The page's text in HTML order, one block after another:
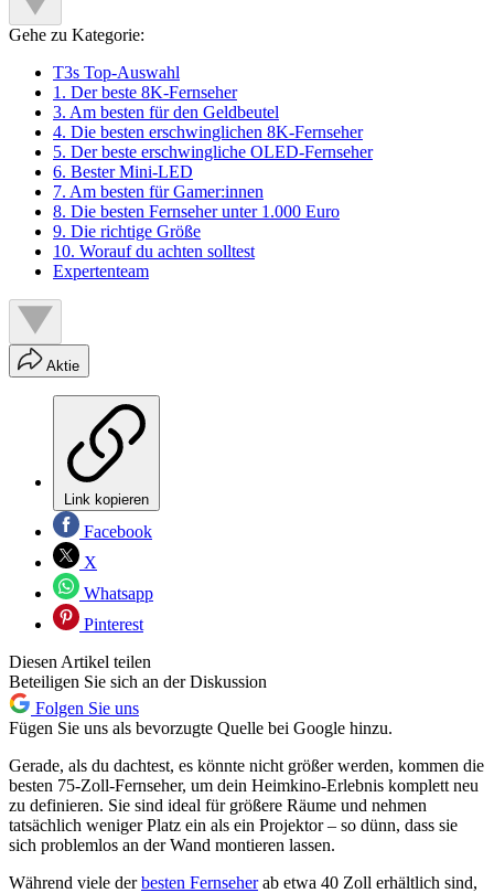
Gehe zu Kategorie:
T3s Top-Auswahl
1. Der beste 8K-Fernseher
3. Am besten für den Geldbeutel
4. Die besten erschwinglichen 8K-Fernseher
5. Der beste erschwingliche OLED-Fernseher
6. Bester Mini-LED
7. Am besten für Gamer:innen
8. Die besten Fernseher unter 1.000 Euro
9. Die richtige Größe
10. Worauf du achten solltest
Expertenteam
Aktie
Link kopieren
Facebook
X
Whatsapp
Pinterest
Diesen Artikel teilen
Beteiligen Sie sich an der Diskussion
Folgen Sie uns
Fügen Sie uns als bevorzugte Quelle bei Google hinzu.
Gerade, als du dachtest, es könnte nicht größer werden, kommen die
besten 75-Zoll-Fernseher, um dein Heimkino-Erlebnis komplett neu
zu definieren. Sie sind ideal für größere Räume und nehmen
tatsächlich weniger Platz ein als ein Projektor – so dünn, dass sie
sich problemlos an der Wand montieren lassen.
Während viele derbesten Fernseherab etwa 40 Zoll erhältlich sind,